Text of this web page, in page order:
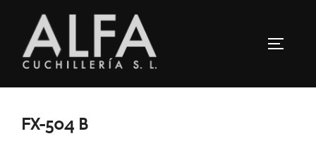
contenido
FX-504 B